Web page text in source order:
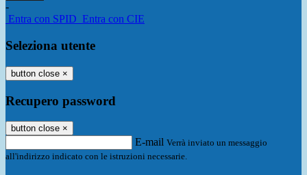
-
Entra con SPID Entra con CIE
Seleziona utente
button close ×
Recupero password
button close ×
E-mail Verrà inviato un messaggio
all'indirizzo indicato con le istruzioni necessarie.